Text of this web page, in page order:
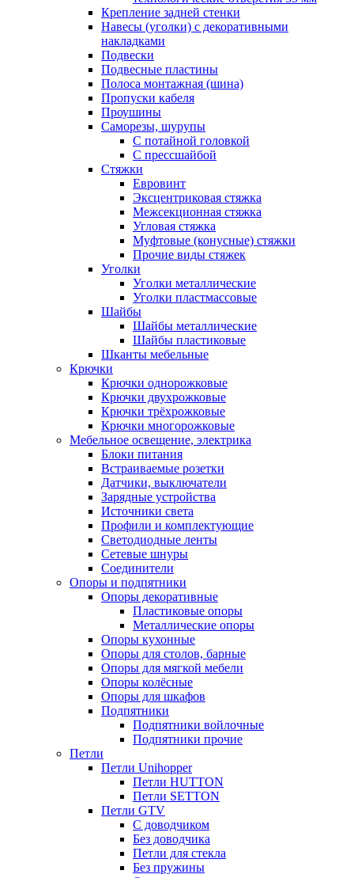
Крепление задней стенки
Навесы (уголки) с декоративными
накладками
Подвески
Подвесные пластины
Полоса монтажная (шина)
Пропуски кабеля
Проушины
Саморезы, шурупы
С потайной головкой
С прессшайбой
Стяжки
Евровинт
Эксцентриковая стяжка
Межсекционная стяжка
Угловая стяжка
Муфтовые (конусные) стяжки
Прочие виды стяжек
Уголки
Уголки металлические
Уголки пластмассовые
Шайбы
Шайбы металлические
Шайбы пластиковые
Шканты мебельные
Крючки
Крючки однорожковые
Крючки двухрожковые
Крючки трёхрожковые
Крючки многорожковые
Мебельное освещение, электрика
Блоки питания
Встраиваемые розетки
Датчики, выключатели
Зарядные устройства
Источники света
Профили и комплектующие
Светодиодные ленты
Сетевые шнуры
Соединители
Опоры и подпятники
Опоры декоративные
Пластиковые опоры
Металлические опоры
Опоры кухонные
Опоры для столов, барные
Опоры для мягкой мебели
Опоры колёсные
Опоры для шкафов
Подпятники
Подпятники войлочные
Подпятники прочие
Петли
Петли Unihopper
Петли HUTTON
Петли SETTON
Петли GTV
С доводчиком
Без доводчика
Петли для стекла
Без пружины